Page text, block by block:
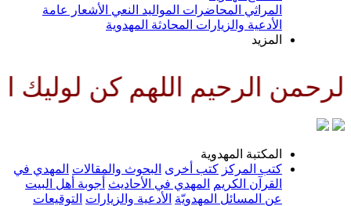
المراثي المحاضرات المواليد النعي الأشعار
عامة
الأدعية والزيارات المحادثة المهدوية
المزيد
الرحيم اللهم كن لوليك
المكتبة المهدوية
كتب المركز كتب أخرى البحوث والمقالات المهدي في
القرآن الكريم
المهدي في الأحاديث أجوبة أهل البيت
عن المسائل المهدويّة الأدعية والزيارات التوقيعات